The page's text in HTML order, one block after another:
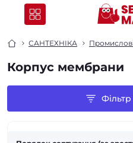
САНТЕХНІКА
Корпус мембрани
Фільтр